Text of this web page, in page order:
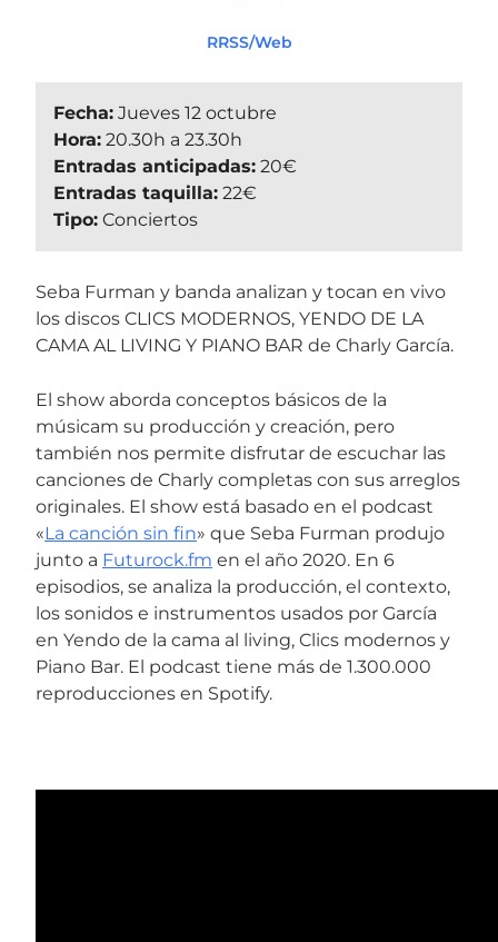
RRSS/Web
Fecha: Jueves 12 octubre
Hora: 20.30h a 23.30h
Entradas anticipadas: 20€
Entradas taquilla: 22€
Tipo: Conciertos
Seba Furman y banda analizan y tocan en vivo
los discos CLICS MODERNOS, YENDO DE LA
CAMA AL LIVING Y PIANO BAR de Charly García.
El show aborda conceptos básicos de la
músicam su producción y creación, pero
también nos permite disfrutar de escuchar las
canciones de Charly completas con sus arreglos
originales. El show está basado en el podcast
«La canción sin fin» que Seba Furman produjo
junto a Futurock.fm en el año 2020. En 6
episodios, se analiza la producción, el contexto,
los sonidos e instrumentos usados por García
en Yendo de la cama al living, Clics modernos y
Piano Bar. El podcast tiene más de 1.300.000
reproducciones en Spotify.